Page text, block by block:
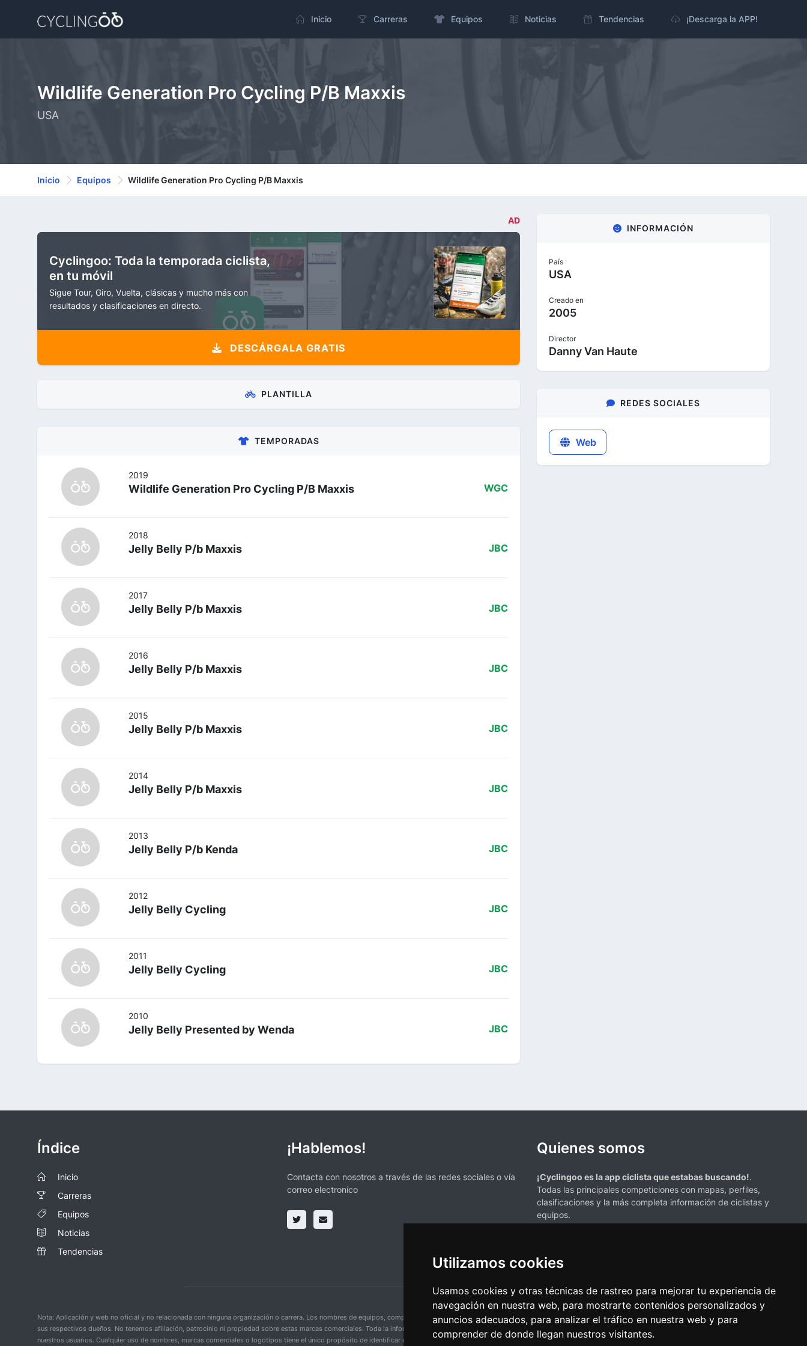
Utilizamos cookies
Usamos cookies y otras técnicas de rastreo para mejorar tu experiencia de
navegación en nuestra web, para mostrarte contenidos personalizados y
anuncios adecuados, para analizar el tráfico en nuestra web y para
comprender de donde llegan nuestros visitantes.
Inicio Carreras Equipos Noticias Tendencias ¡Descarga la APP!
Wildlife Generation Pro Cycling P/B Maxxis
USA
Inicio Equipos Wildlife Generation Pro Cycling P/B Maxxis
AD
Cyclingoo: Toda la temporada ciclista,
en tu móvil
Sigue Tour, Giro, Vuelta, clásicas y mucho más con
resultados y clasificaciones en directo.
DESCÁRGALA GRATIS
PLANTILLA
TEMPORADAS
2019
Wildlife Generation Pro Cycling P/B Maxxis WGC
2018
Jelly Belly P/b Maxxis JBC
2017
Jelly Belly P/b Maxxis JBC
2016
Jelly Belly P/b Maxxis JBC
2015
Jelly Belly P/b Maxxis JBC
2014
Jelly Belly P/b Maxxis JBC
2013
Jelly Belly P/b Kenda JBC
2012
Jelly Belly Cycling JBC
2011
Jelly Belly Cycling JBC
2010
Jelly Belly Presented by Wenda JBC
INFORMACIÓN
País
USA
Creado en
2005
Director
Danny Van Haute
REDES SOCIALES
Web
Índice
Inicio
Carreras
Equipos
Noticias
Tendencias
¡Hablemos!
Contacta con nosotros a través de las redes sociales o vía
correo electronico
Quienes somos
¡Cyclingoo es la app ciclista que estabas buscando!.
Todas las principales competiciones con mapas, perfiles,
clasificaciones y la más completa información de ciclistas y
equipos.
Nota: Aplicación y web no oficial y no relacionada con ninguna organización o carrera. Los nombres de equipos, competiciones, marcas comerciales y logotipos mencionados en esta página de resultados de ciclismo son propiedad de
sus respectivos dueños. No tenemos afiliación, patrocinio ni propiedad sobre estas marcas comerciales. Toda la información proporcionada en esta página se presenta únicamente con fines informativos y para la conveniencia de
nuestros usuarios. Cualquier uso de nombres, marcas comerciales o logotipos tiene el único propósito de identificar equipos y competiciones y no implica asociación o respaldo. Todos los derechos de las marcas comerciales